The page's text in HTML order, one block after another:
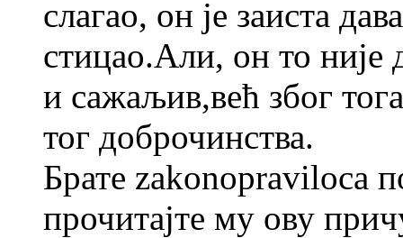
слагао, он је заиста
стицао.Али, он то није
и сажаљив,већ због
тог доброчинства.
Брате zakonopraviloca
прочитајте му ову